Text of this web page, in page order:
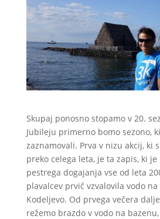
Skupaj ponosno stopamo v 20.
Jubileju primerno bomo sezono,
zaznamovali. Prva v nizu akcij, ki
preko celega leta, je ta zapis, ki
pestrega dogajanja vse od leta
plavalcev prvič vzvalovila vodo
Kodeljevo. Od prvega večera
režemo brazdo v vodo na